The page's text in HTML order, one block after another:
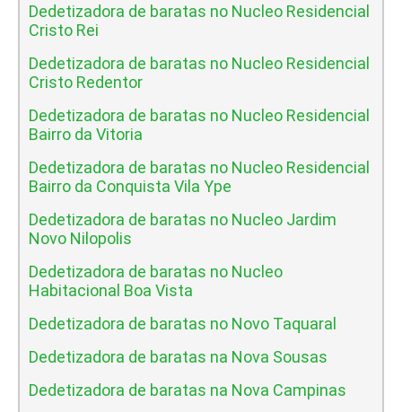
Dedetizadora de baratas no Nucleo Residencial
Cristo Rei
Dedetizadora de baratas no Nucleo Residencial
Cristo Redentor
Dedetizadora de baratas no Nucleo Residencial
Bairro da Vitoria
Dedetizadora de baratas no Nucleo Residencial
Bairro da Conquista Vila Ype
Dedetizadora de baratas no Nucleo Jardim
Novo Nilopolis
Dedetizadora de baratas no Nucleo
Habitacional Boa Vista
Dedetizadora de baratas no Novo Taquaral
Dedetizadora de baratas na Nova Sousas
Dedetizadora de baratas na Nova Campinas